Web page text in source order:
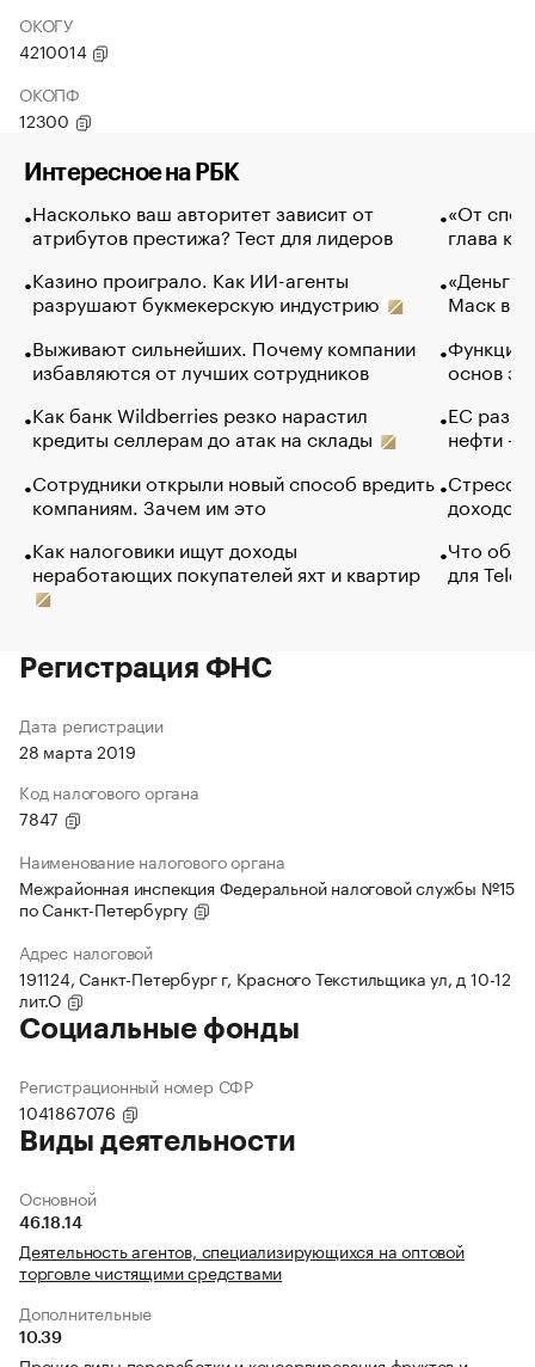
ОКОГУ
4210014
ОКОПФ
12300
Интересное на РБК
Насколько ваш авторитет зависит от
атрибутов престижа? Тест для лидеров
Казино проиграло. Как ИИ-агенты
разрушают букмекерскую индустрию
Выживают сильнейших. Почему компании
избавляются от лучших сотрудников
Как банк Wildberries резко нарастил
кредиты селлерам до атак на склады
Сотрудники открыли новый способ вредить
компаниям. Зачем им это
Как налоговики ищут доходы
неработающих покупателей яхт и квартир
«От
глава
«Деньги
Маск в
Функции
основ
ЕС
нефти —
Стресс
доходов
Что
для
Регистрация ФНС
Дата регистрации
28 марта 2019
Код налогового органа
7847
Наименование налогового органа
Межрайонная инспекция Федеральной налоговой службы №15
по Санкт-Петербургу
Адрес налоговой
191124, Санкт-Петербург г, Красного Текстильщика ул, д 10-12
лит.О
Социальные фонды
Регистрационный номер СФР
1041867076
Виды деятельности
Основной
46.18.14
Деятельность агентов, специализирующихся на оптовой
торговле чистящими средствами
Дополнительные
10.39